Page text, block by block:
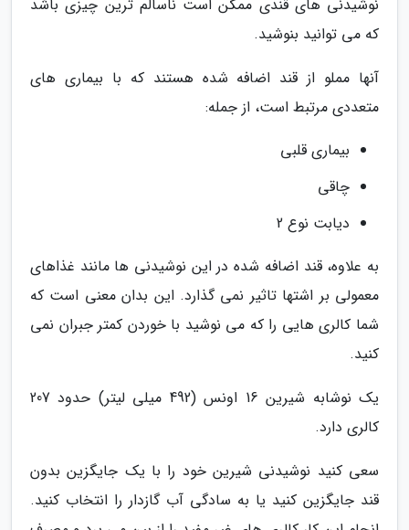
نوشیدنی های قندی ممکن است ناسالم ترین چیزی باشد
که می توانید بنوشید.
آنها مملو از قند اضافه شده هستند که با بیماری های
متعددی مرتبط است، از جمله:
بیماری قلبی
چاقی
دیابت نوع 2
به علاوه، قند اضافه شده در این نوشیدنی ها مانند غذاهای
معمولی بر اشتها تاثیر نمی گذارد. این بدان معنی است که
شما کالری هایی را که می نوشید با خوردن کمتر جبران نمی
کنید.
یک نوشابه شیرین 16 اونس (492 میلی لیتر) حدود 207
کالری دارد.
سعی کنید نوشیدنی شیرین خود را با یک جایگزین بدون
قند جایگزین کنید یا به سادگی آب گازدار را انتخاب کنید.